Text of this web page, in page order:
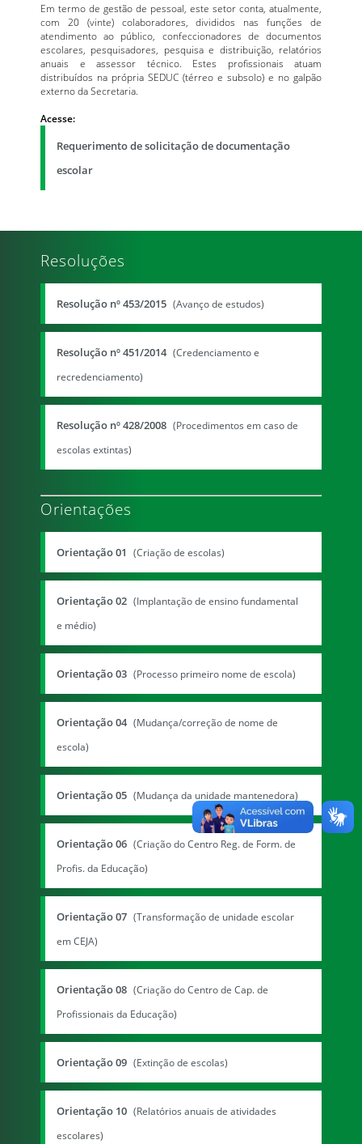
Em termo de gestão de pessoal, este setor conta, atualmente,
com 20 (vinte) colaboradores, divididos nas funções de
atendimento ao público, confeccionadores de documentos
escolares, pesquisadores, pesquisa e distribuição, relatórios
anuais e assessor técnico. Estes profissionais atuam
distribuídos na própria SEDUC (térreo e subsolo) e no galpão
externo da Secretaria.
Acesse:
Requerimento de solicitação de documentação
escolar
Resoluções
Resolução nº 453/2015 (Avanço de estudos)
Resolução nº 451/2014 (Credenciamento e
recredenciamento)
Resolução nº 428/2008 (Procedimentos em caso de
escolas extintas)
Orientações
Orientação 01 (Criação de escolas)
Orientação 02 (Implantação de ensino fundamental
e médio)
Orientação 03 (Processo primeiro nome de escola)
Orientação 04 (Mudança/correção de nome de
escola)
Orientação 05 (Mudança da unidade mantenedora)
Orientação 06 (Criação do Centro Reg. de Form. de
Profis. da Educação)
Orientação 07 (Transformação de unidade escolar
em CEJA)
Orientação 08 (Criação do Centro de Cap. de
Profissionais da Educação)
Orientação 09 (Extinção de escolas)
Orientação 10 (Relatórios anuais de atividades
escolares)